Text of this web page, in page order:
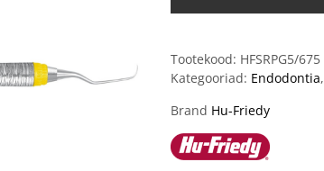
Tootekood: HFSRPG5/675
Kategooriad: Endodontia,
Brand Hu-Friedy